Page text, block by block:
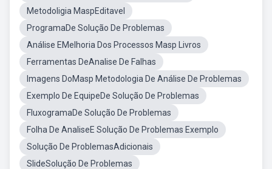
Metodoligia MaspEditavel
ProgramaDe Solução De Problemas
Análise EMelhoria Dos Processos Masp Livros
Ferramentas DeAnalise De Falhas
Imagens DoMasp Metodologia De Análise De Problemas
Exemplo De EquipeDe Solução De Problemas
FluxogramaDe Solução De Problemas
Folha De AnaliseE Solução De Problemas Exemplo
Solução De ProblemasAdicionais
SlideSolução De Problemas